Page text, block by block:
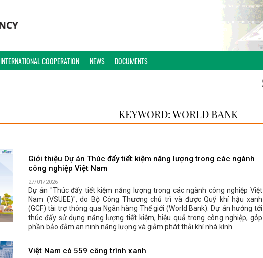
INTERNATIONAL COOPERATION NEWS DOCUMENTS
KEYWORD: WORLD BANK
Giới thiệu Dự án Thúc đẩy tiết kiệm năng lượng trong các ngành
công nghiệp Việt Nam
27/01/2026
Dự án "Thúc đẩy tiết kiệm năng lượng trong các ngành công nghiệp Việt
Nam (VSUEE)", do Bộ Công Thương chủ trì và được Quỹ khí hậu xanh
(GCF) tài trợ thông qua Ngân hàng Thế giới (World Bank). Dự án hướng tới
thúc đẩy sử dụng năng lượng tiết kiệm, hiệu quả trong công nghiệp, góp
phần bảo đảm an ninh năng lượng và giảm phát thải khí nhà kính.
Việt Nam có 559 công trình xanh